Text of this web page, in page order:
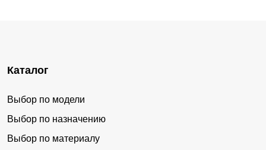
Каталог
Выбор по модели
Выбор по назначению
Выбор по материалу